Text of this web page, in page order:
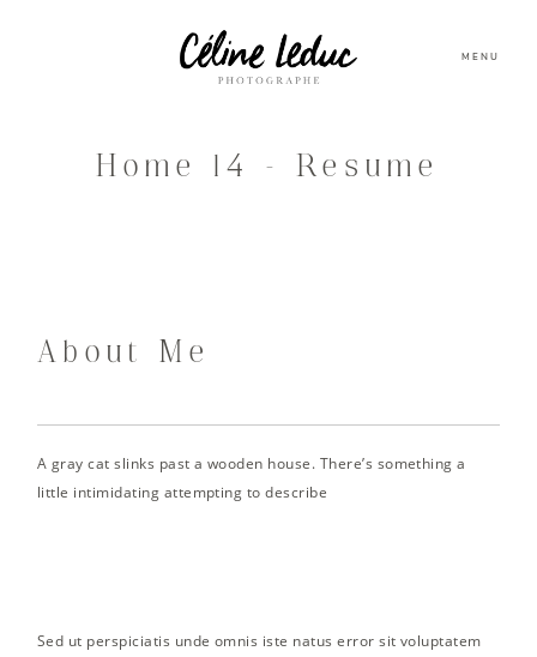
MENU
Home 14 – Resume
About Me
A gray cat slinks past a wooden house. There’s something a
little intimidating attempting to describe
Sed ut perspiciatis unde omnis iste natus error sit voluptatem